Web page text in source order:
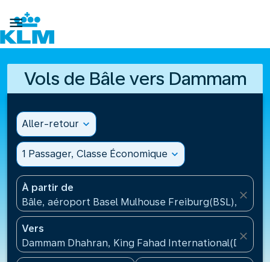

Vols de Bâle vers Dammam
Aller-retour expand_more
1 Passager, Classe Économique expand_more
À partir de
Bâle, aéroport Basel Mulhouse Freiburg(BSL), Suisse
close
Vers
Dammam Dhahran, King Fahad International(DMM),
close